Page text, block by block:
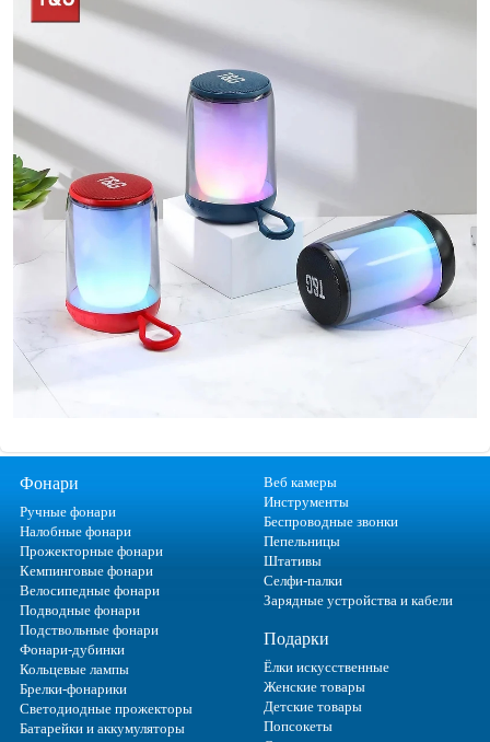
Фонари
Ручные фонари
Налобные фонари
Прожекторные фонари
Кемпинговые фонари
Велосипедные фонари
Подводные фонари
Подствольные фонари
Фонари-дубинки
Кольцевые лампы
Брелки-фонарики
Светодиодные прожекторы
Батарейки и аккумуляторы
Веб камеры
Инструменты
Беспроводные звонки
Пепельницы
Штативы
Селфи-палки
Зарядные устройства и кабели
Подарки
Ёлки искусственные
Женские товары
Детские товары
Попсокеты